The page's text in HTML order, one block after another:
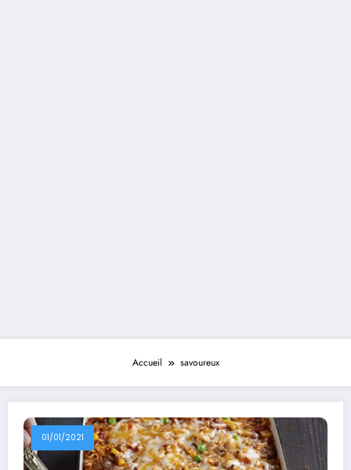
Accueil savoureux
01/01/2021